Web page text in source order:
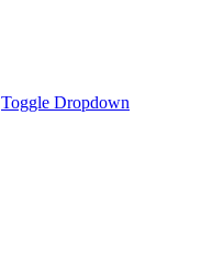
Toggle Dropdown